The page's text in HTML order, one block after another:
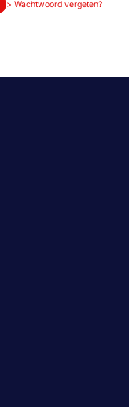
> Wachtwoord vergeten?